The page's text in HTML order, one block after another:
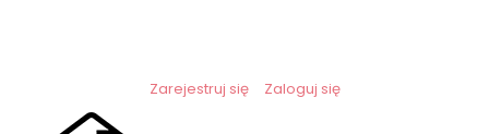
Zarejestruj się Zaloguj się